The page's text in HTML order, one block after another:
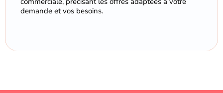
demande et vos besoins.